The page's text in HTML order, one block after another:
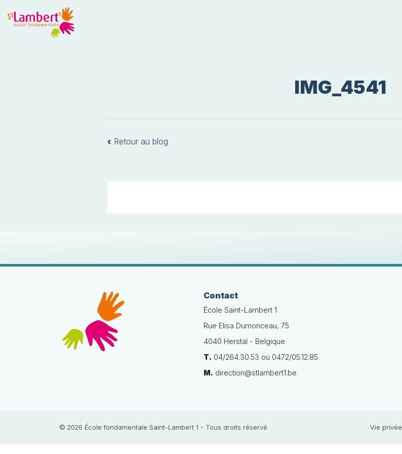
IMG_4541
‹ Retour au blog
Contact
École Saint-Lambert 1
Rue Elisa Dumonceau, 75
4040 Herstal - Belgique
T. 04/264.30.53 ou 0472/05.12.85
M. direction@stlambert1.be
© 2026 École fondamentale Saint-Lambert 1 - Tous droits réservé Vie privée